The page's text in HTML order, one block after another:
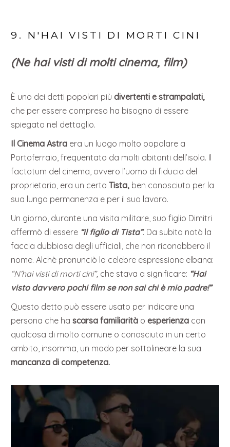
9. N'HAI VISTI DI MORTI CINI
(Ne hai visti di molti cinema, film)
È uno dei detti popolari piùdivertenti e strampalati,
che per essere compreso ha bisogno di essere
spiegato nel dettaglio.
Il Cinema Astra era un luogo molto popolare a
Portoferraio, frequentato da molti abitanti dell’isola. Il
factotum del cinema, ovvero l’uomo di fiducia del
proprietario, era un certoTista, ben conosciuto per la
sua lunga permanenza e per il suo lavoro.
Un giorno, durante una visita militare, suo figlio Dimitri
affermò di essere “il figlio di Tista”. Da subito notò la
faccia dubbiosa degli ufficiali, che non riconobbero il
nome. Alchè pronunciò la celebre espressione elbana:
“N’hai visti di morti cini”, che stava a significare: “Hai
visto davvero pochi film se non sai chi è mio padre!”
Questo detto può essere usato per indicare una
persona che ha scarsa familiarità oesperienza con
qualcosa di molto comune o conosciuto in un certo
ambito, insomma, un modo per sottolineare la sua
mancanza di competenza.